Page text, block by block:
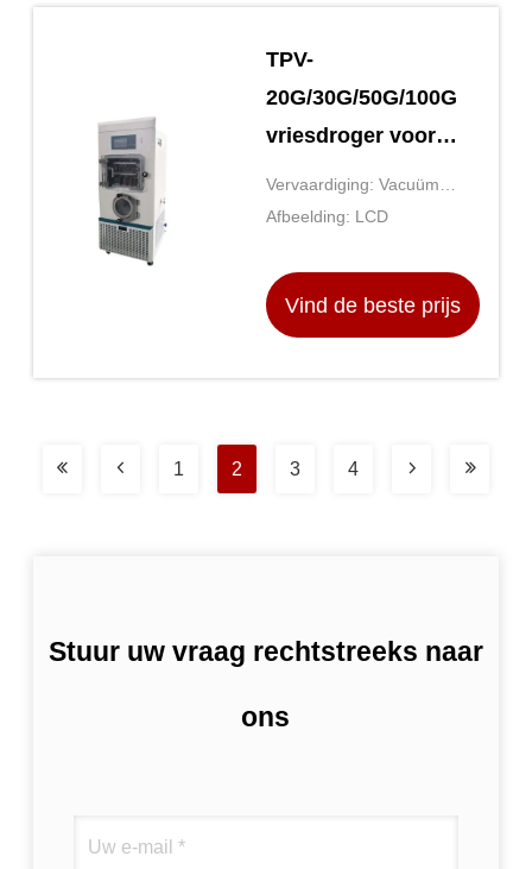
TPV-
20G/30G/50G/100G
vriesdroger voor
automatisering en
preventie van
monsters
Vervaardiging: Vacuüm
vriesdroger Afbeelding: LCD
Vind de beste prijs
1 2 3 4
Stuur uw vraag rechtstreeks naar
ons